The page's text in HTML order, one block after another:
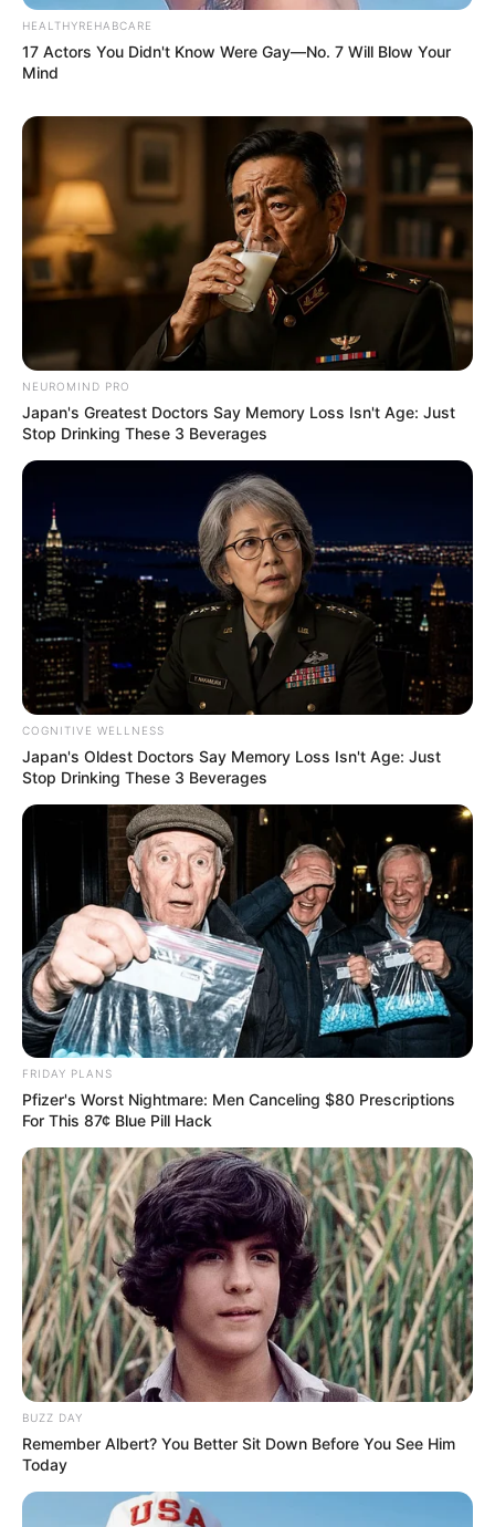
HEALTHYREHABCARE
17 Actors You Didn't Know Were Gay—No. 7 Will Blow Your
Mind
NEUROMIND PRO
Japan's Greatest Doctors Say Memory Loss Isn't Age: Just
Stop Drinking These 3 Beverages
COGNITIVE WELLNESS
Japan's Oldest Doctors Say Memory Loss Isn't Age: Just
Stop Drinking These 3 Beverages
FRIDAY PLANS
Pfizer's Worst Nightmare: Men Canceling $80 Prescriptions
For This 87¢ Blue Pill Hack
BUZZ DAY
Remember Albert? You Better Sit Down Before You See Him
Today